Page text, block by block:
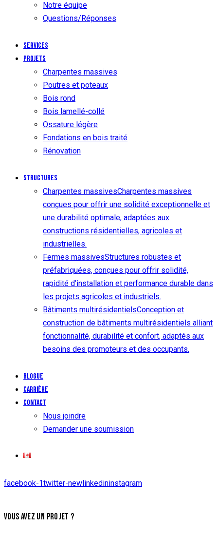
Notre équipe
Questions/Réponses
Services
Projets
Charpentes massives
Poutres et poteaux
Bois rond
Bois lamellé-collé
Ossature légère
Fondations en bois traité
Rénovation
Structures
Charpentes massivesCharpentes massives
conçues pour offrir une solidité exceptionnelle et
une durabilité optimale, adaptées aux
constructions résidentielles, agricoles et
industrielles.
Fermes massivesStructures robustes et
préfabriquées, conçues pour offrir solidité,
rapidité d’installation et performance durable dans
les projets agricoles et industriels.
Bâtiments multirésidentielsConception et
construction de bâtiments multirésidentiels alliant
fonctionnalité, durabilité et confort, adaptés aux
besoins des promoteurs et des occupants.
Blogue
Carrière
Contact
Nous joindre
Demander une soumission
facebook-1twitter-newlinkedininstagram
VOUS AVEZ UN PROJET ?